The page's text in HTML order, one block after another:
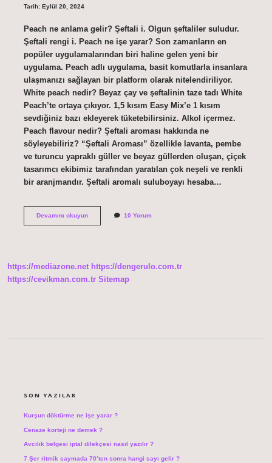
Tarih: Eylül 20, 2024
Peach ne anlama gelir? Şeftali i. Olgun şeftaliler suludur.
Şeftali rengi i. Peach ne işe yarar? Son zamanların en
popüler uygulamalarından biri haline gelen yeni bir
uygulama. Peach adlı uygulama, basit komutlarla insanlara
ulaşmanızı sağlayan bir platform olarak nitelendiriliyor.
White peach nedir? Beyaz çay ve şeftalinin taze tadı White
Peach’te ortaya çıkıyor. 1,5 kısım Easy Mix’e 1 kısım
sevdiğiniz bazı ekleyerek tüketebilirsiniz. Alkol içermez.
Peach flavour nedir? Şeftali aroması hakkında ne
söyleyebiliriz? “Şeftali Aroması” özellikle lavanta, pembe
ve turuncu yapraklı güller ve beyaz güllerden oluşan, çiçek
tasarımcı ekibimiz tarafından yaratılan çok neşeli ve renkli
bir aranjmandır. Şeftali aromalı suluboyayı hesaba…
Devamını okuyunPeach
10 Yorum
https://mediazone.net https://dengerulo.com.tr
https://cevikman.com.tr Sitemap
SON YAZILAR
Kurşun döktürme ne işe yarar ?
Cenaze korteji ne demek ?
Avcılık belgesi iptal dilekçesi nasıl yazılır ?
7 Şer ritmik saymada 70’ten sonra hangi sayı gelir ?